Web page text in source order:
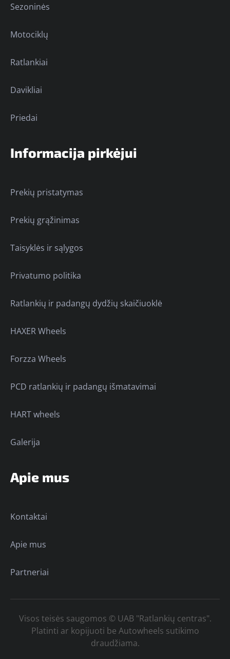
Sezoninės
Motociklų
Ratlankiai
Davikliai
Priedai
Informacija pirkėjui
Prekių pristatymas
Prekių grąžinimas
Taisyklės ir sąlygos
Privatumo politika
Ratlankių ir padangų dydžių skaičiuoklė
HAXER Wheels
Forzza Wheels
PCD ratlankių ir padangų išmatavimai
HART wheels
Galerija
Apie mus
Kontaktai
Apie mus
Partneriai
Visos teisės saugomos © UAB "Ratlankių centras".
Platinti ar kopijuoti be Autowheels sutikimo
draudžiama.